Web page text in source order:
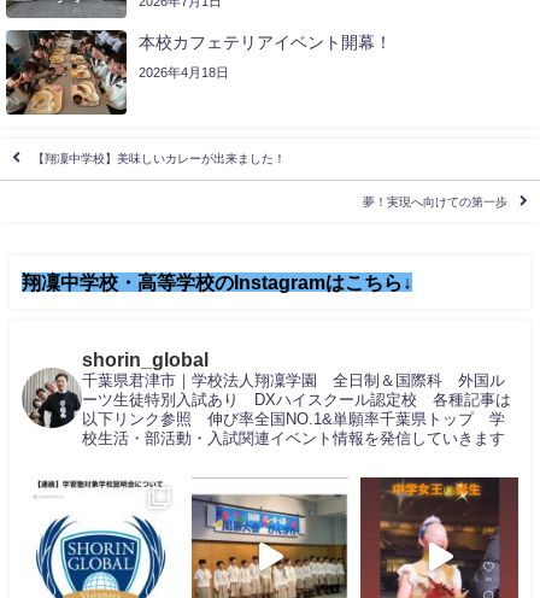
本校カフェテリアイベント開幕！
2026年4月18日
【翔凜中学校】美味しいカレーが出来ました！
夢！実現へ向けての第一歩
翔凜中学校・高等学校のInstagramはこちら↓
shorin_global
千葉県君津市｜学校法人翔凜学園 全日制＆国際科 外国ル
ーツ生徒特別入試あり DXハイスクール認定校 各種記事は
以下リンク参照 伸び率全国NO.1&単願率千葉県トップ 学
校生活・部活動・入試関連イベント情報を発信していきます